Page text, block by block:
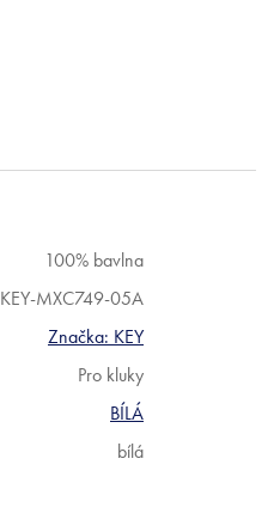
100% bavlna
KEY-MXC749-05A
Značka: KEY
Pro kluky
BÍLÁ
bílá